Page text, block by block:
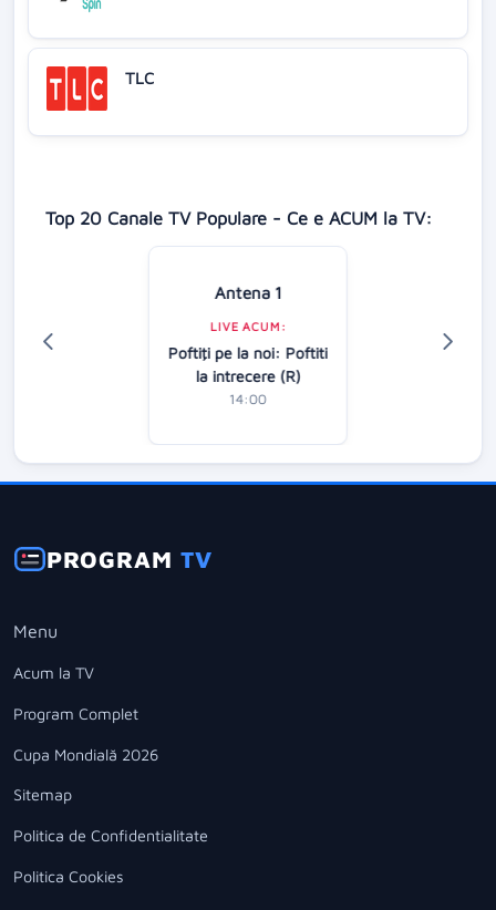
TLC
Top 20 Canale TV Populare - Ce e ACUM la TV:
Antena 1
LIVE ACUM:
Poftiţi pe la noi: Poftiti
la intrecere (R)
14:00
PROGRAMTV
Menu
Acum la TV
Program Complet
Cupa Mondială 2026
Sitemap
Politica de Confidentialitate
Politica Cookies